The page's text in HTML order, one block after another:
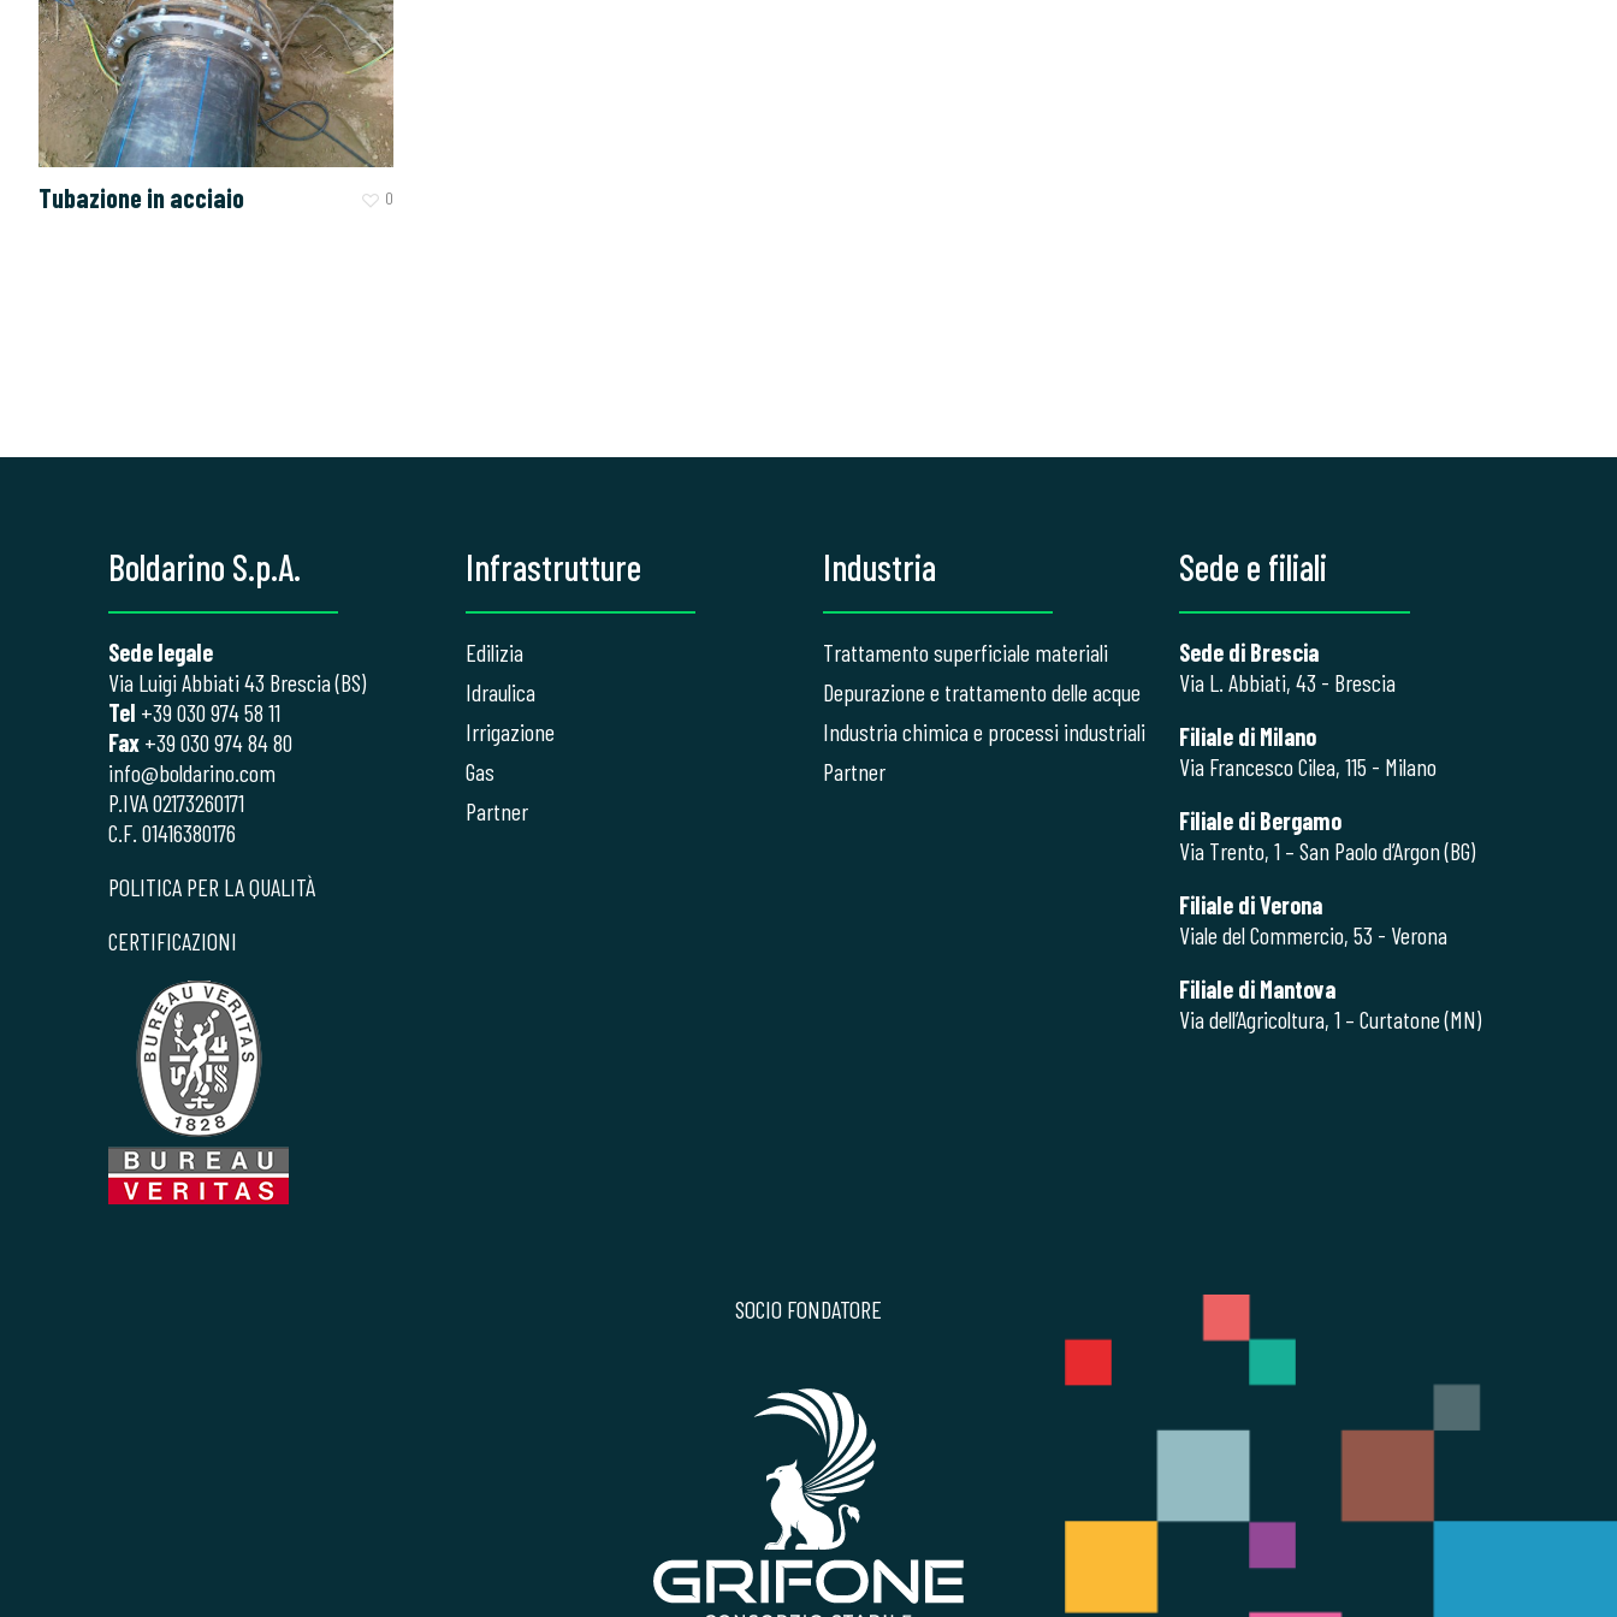
Tubazione in acciaio 0
Boldarino S.p.A.
Sede legale
Via Luigi Abbiati 43 Brescia (BS)
Tel +39 030 974 58 11
Fax +39 030 974 84 80
info@boldarino.com
P.IVA 02173260171
C.F. 01416380176
POLITICA PER LA QUALITÀ
CERTIFICAZIONI
Infrastrutture
Edilizia
Idraulica
Irrigazione
Gas
Partner
Industria
Trattamento superficiale materiali
Depurazione e trattamento delle acque
Industria chimica e processi industriali
Partner
Sede e filiali
Sede di Brescia
Via L. Abbiati, 43 - Brescia
Filiale di Milano
Via Francesco Cilea, 115 - Milano
Filiale di Bergamo
Via Trento, 1 – San Paolo d’Argon (BG)
Filiale di Verona
Viale del Commercio, 53 - Verona
Filiale di Mantova
Via dell’Agricoltura, 1 – Curtatone (MN)
SOCIO FONDATORE